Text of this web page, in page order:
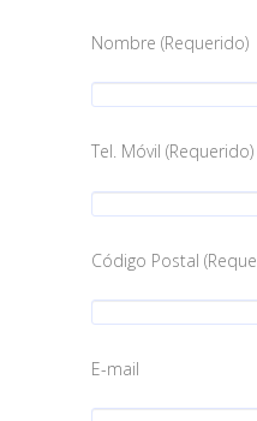
Nombre (Requerido)
Tel. Móvil (Requerido)
Código Postal
E-mail